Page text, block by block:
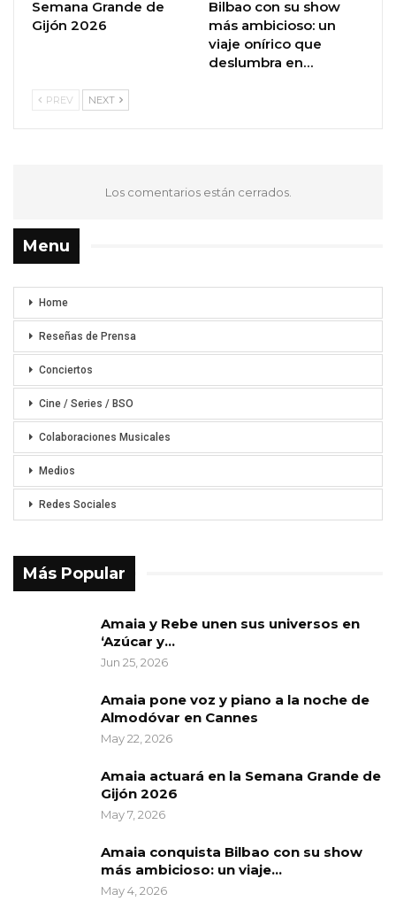
Semana Grande de
Gijón 2026
Bilbao con su show
más ambicioso: un
viaje onírico que
deslumbra en…
PREV NEXT
Los comentarios están cerrados.
Menu
Home
Reseñas de Prensa
Conciertos
Cine / Series / BSO
Colaboraciones Musicales
Medios
Redes Sociales
Más Popular
Amaia y Rebe unen sus universos en
‘Azúcar y…
Jun 25, 2026
Amaia pone voz y piano a la noche de
Almodóvar en Cannes
May 22, 2026
Amaia actuará en la Semana Grande de
Gijón 2026
May 7, 2026
Amaia conquista Bilbao con su show
más ambicioso: un viaje…
May 4, 2026